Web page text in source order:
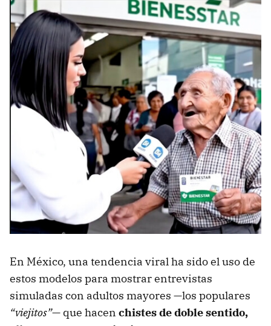
En México, una tendencia viral ha sido el uso de
estos modelos para mostrar entrevistas
simuladas con adultos mayores —los populares
“viejitos”— que hacen chistes de doble sentido,